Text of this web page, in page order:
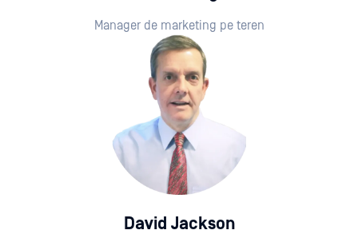
Manager de marketing pe teren
David Jackson